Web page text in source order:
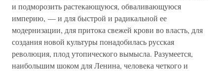
и подморозить растекающуюся, обваливающуюся
империю, — и для быстрой и радикальной ее
модернизации, для притока свежей крови во власть, для
создания новой культуры понадобилась русская
революция, плод утопического вымысла. Разумеется,
наибольшим шоком для Ленина, человека четкого и